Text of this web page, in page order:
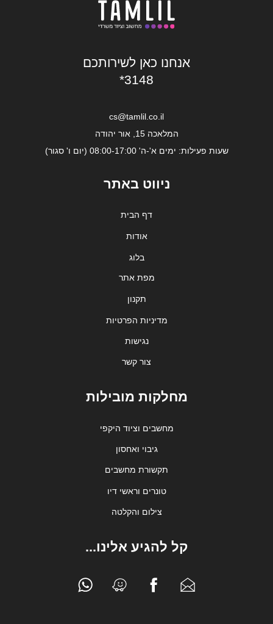
אנחנו כאן לשירותכם
*3148
cs@tamlil.co.il
המלאכה 15, אור יהודה
שעות פעילות: ימים א'-ה' 08:00-17:00 (יום ו' סגור)
ניווט באתר
דף הבית
אודות
בלוג
מפת אתר
תקנון
מדיניות הפרטיות
נגישות
צור קשר
מחלקות מובילות
מחשבים וציוד היקפי
גיבוי ואחסון
תקשורת מחשבים
טונרים וראשי דיו
צילום והקלטה
קל להגיע אלינו...